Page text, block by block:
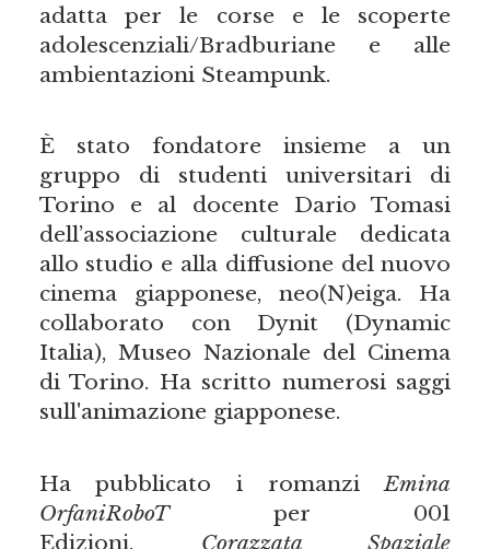
adatta per le corse e le scoperte
adolescenziali/Bradburiane e alle
ambientazioni Steampunk.
È stato fondatore insieme a un
gruppo di studenti universitari di
Torino e al docente Dario Tomasi
dell’associazione culturale dedicata
allo studio e alla diffusione del nuovo
cinema giapponese, neo(N)eiga. Ha
collaborato con Dynit (Dynamic
Italia), Museo Nazionale del Cinema
di Torino. Ha scritto numerosi saggi
sull'animazione giapponese.
Ha pubblicato i romanzi Emina
OrfaniRoboTper 001
Edizioni, Corazzata Spaziale